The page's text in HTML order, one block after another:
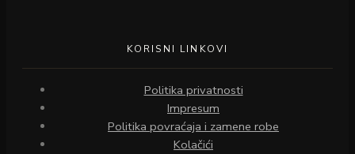
KORISNI LINKOVI
Politika privatnosti
Impresum
Politika povraćaja i zamene robe
Kolačići